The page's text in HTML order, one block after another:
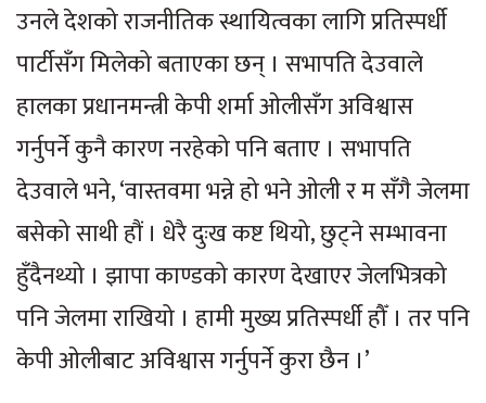
उनले देशको राजनीतिक स्थायित्वका लागि प्रतिस्पर्धी
पार्टीसँग मिलेको बताएका छन् । सभापति देउवाले
हालका प्रधानमन्त्री केपी शर्मा ओलीसँग अविश्वास
गर्नुपर्ने कुनै कारण नरहेको पनि बताए । सभापति
देउवाले भने, ‘वास्तवमा भन्ने हो भने ओली र म सँगै जेलमा
बसेको साथी हौं । धेरै दुःख कष्ट थियो, छुट्ने सम्भावना
हुँदैनथ्यो । झापा काण्डको कारण देखाएर जेलभित्रको
पनि जेलमा राखियो । हामी मुख्य प्रतिस्पर्धी हौँ । तर पनि
केपी ओलीबाट अविश्वास गर्नुपर्ने कुरा छैन ।’